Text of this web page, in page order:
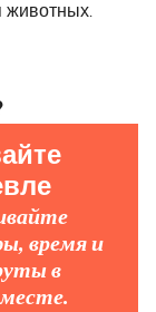
животных.
время и
в